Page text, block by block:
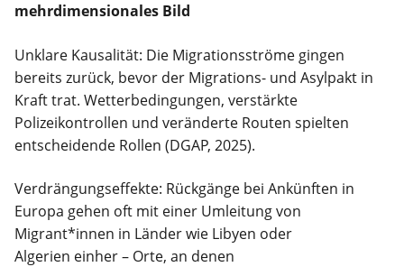
mehrdimensionales Bild
Unklare Kausalität: Die Migrationsströme gingen
bereits zurück, bevor der Migrations- und Asylpakt in
Kraft trat. Wetterbedingungen, verstärkte
Polizeikontrollen und veränderte Routen spielten
entscheidende Rollen (DGAP, 2025).
Verdrängungseffekte: Rückgänge bei Ankünften in
Europa gehen oft mit einer Umleitung von
Migrant*innen in Länder wie Libyen oder
Algerien einher – Orte, an denen